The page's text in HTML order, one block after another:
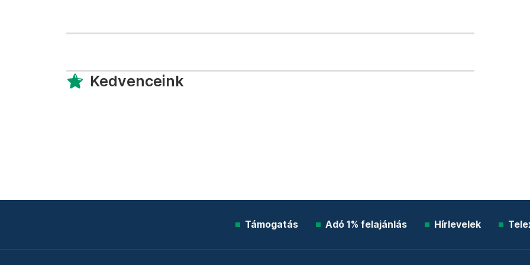
Kedvenceink
Támogatás Adó 1% felajánlás Hírlevelek